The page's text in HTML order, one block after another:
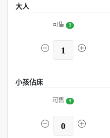
大人
可售 9
1
小孩佔床
可售 9
0